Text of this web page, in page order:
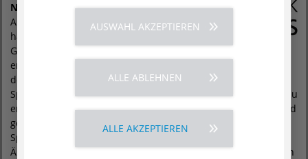
Netzwerk
ProBeweissind wir
Anlaufstelle für Betroffene von
häuslicher oder sexueller
Gewalt, die noch keine Anzeige
erstattet haben und denen mit
der vertraulichen
Spurensicherung Zeit verschafft wird, sich für eine Anzeige zu
entscheiden. Wir bieten Betroffenen eine standardisierte und
gerichtsverwertbare Beweisdokumentation sowie
Spurensicherung durch rechtsmedizinisch geschulte
Ärztinnen und Ärzte. Die Untersuchung ist selbstverständlich
AUSWAHL AKZEPTIEREN
ALLE ABLEHNEN
ALLE AKZEPTIEREN